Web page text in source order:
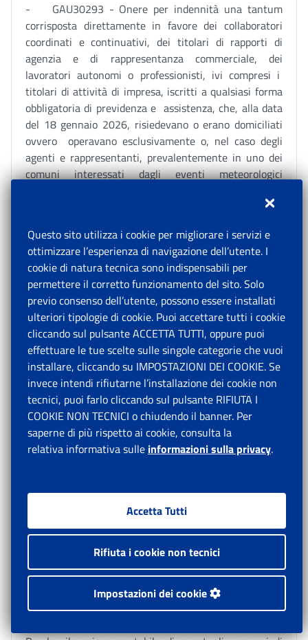
- GAU30293 - Onere per indennità una tantum
corrisposta direttamente in favore dei collaboratori
coordinati e continuativi, dei titolari di rapporti di
agenzia e di rappresentanza commerciale, dei
lavoratori autonomi o professionisti, ivi compresi i
titolari di attività di impresa, iscritti a qualsiasi forma
obbligatoria di previdenza e assistenza, che, alla data
del 18 gennaio 2026, risiedevano o erano domiciliati
ovvero operavano esclusivamente o, nel caso degli
agenti e rappresentanti, prevalentemente in uno dei
comuni interessati dagli eventi meteorologici
Per la rilevazione del debito nei confronti dei
beneficiari dell’indennitàuna tantum, si utilizzerà il
conto esistente GAU10279, opportunamente
ridenominato.
L’indennità in argomento verrà posta in pagamento
direttamente ai beneficiari, tramite la procedura dei
pagamenti accentrati.
Eventuali riaccrediti di somme per pagamenti non
andati a buon fine andranno rilevati in contropartita
del conto in uso GPA10031, assistito da partitario
Le procedure gestionali consentiranno la riemissione
in pagamento delle somme riaccreditate, perché non
riscosse dai beneficiari, contraddistinte dal medesimo
codice bilancio “3297”, attribuendo gli importi al conto
già in uso GPA10279, opportunamente ridenominato.
Questo sito utilizza i cookie per migliorare i servizi e
ottimizzare l’esperienza di navigazione dell’utente. I
cookie di natura tecnica sono indispensabili per
permettere il corretto funzionamento del sito. Solo
previo consenso dell’utente, possono essere installati
ulteriori tipologie di cookie. Puoi accettare tutti i cookie
cliccando sul pulsante ACCETTA TUTTI, oppure puoi
effettuare le tue scelte sulle singole categorie che vuoi
installare, cliccando su IMPOSTAZIONI DEI COOKIE. Se
invece intendi rifiutarne l’installazione dei cookie non
tecnici, puoi farlo cliccando sul pulsante RIFIUTA I
COOKIE NON TECNICI o chiudendo il banner. Per
saperne di più rispetto ai cookie, consulta la
relativa informativa sulle informazioni sulla privacy.
Accetta Tutti
Rifiuta i cookie non tecnici
Impostazioni dei cookie